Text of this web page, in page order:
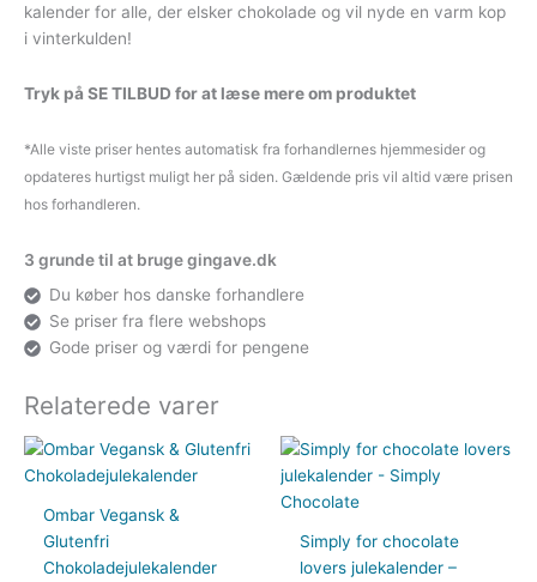
kalender for alle, der elsker chokolade og vil nyde en varm kop
i vinterkulden!
Tryk på SE TILBUD for at læse mere om produktet
*Alle viste priser hentes automatisk fra forhandlernes hjemmesider og
opdateres hurtigst muligt her på siden. Gældende pris vil altid være prisen
hos forhandleren.
3 grunde til at bruge gingave.dk
Du køber hos danske forhandlere
Se priser fra flere webshops
Gode priser og værdi for pengene
Relaterede varer
Ombar Vegansk &
Glutenfri
Chokoladejulekalender
Simply for chocolate
lovers julekalender –